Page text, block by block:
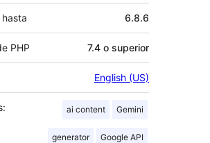
6.8.6
PHP 7.4 o superior
English (US)
ai content Gemini
generator Google API